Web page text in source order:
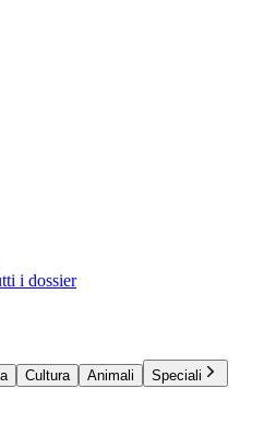
i dossier
Cultura Animali
Speciali